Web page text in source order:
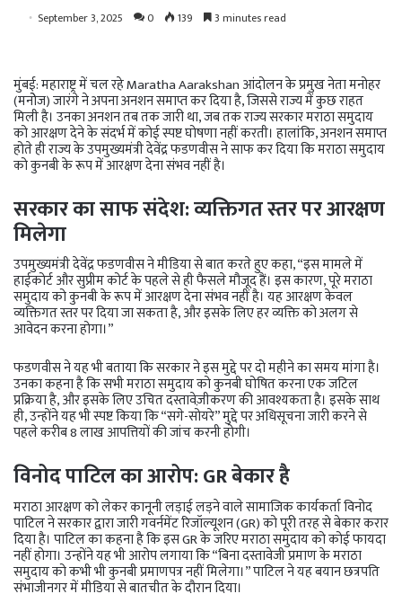
September 3, 2025 0 139 3 minutes read
मुंबई: महाराष्ट्र में चल रहे Maratha Aarakshan आंदोलन के प्रमुख नेता मनोहर
(मनोेज) जारंगे ने अपना अनशन समाप्त कर दिया है, जिससे राज्य में कुछ राहत
मिली है। उनका अनशन तब तक जारी था, जब तक राज्य सरकार मराठा समुदाय
को आरक्षण देने के संदर्भ में कोई स्पष्ट घोषणा नहीं करती। हालांकि, अनशन समाप्त
होते ही राज्य के उपमुख्यमंत्री देवेंद्र फडणवीस ने साफ कर दिया कि मराठा समुदाय
को कुनबी के रूप में आरक्षण देना संभव नहीं है।
सरकार का साफ संदेश: व्यक्तिगत स्तर पर आरक्षण
मिलेगा
उपमुख्यमंत्री देवेंद्र फडणवीस ने मीडिया से बात करते हुए कहा, “इस मामले में
हाईकोर्ट और सुप्रीम कोर्ट के पहले से ही फैसले मौजूद हैं। इस कारण, पूरे मराठा
समुदाय को कुनबी के रूप में आरक्षण देना संभव नहीं है। यह आरक्षण केवल
व्यक्तिगत स्तर पर दिया जा सकता है, और इसके लिए हर व्यक्ति को अलग से
आवेदन करना होगा।”
फडणवीस ने यह भी बताया कि सरकार ने इस मुद्दे पर दो महीने का समय मांगा है।
उनका कहना है कि सभी मराठा समुदाय को कुनबी घोषित करना एक जटिल
प्रक्रिया है, और इसके लिए उचित दस्तावेज़ीकरण की आवश्यकता है। इसके साथ
ही, उन्होंने यह भी स्पष्ट किया कि “सगे-सोयरे” मुद्दे पर अधिसूचना जारी करने से
पहले करीब 8 लाख आपत्तियों की जांच करनी होगी।
विनोद पाटिल का आरोप: GR बेकार है
मराठा आरक्षण को लेकर कानूनी लड़ाई लड़ने वाले सामाजिक कार्यकर्ता विनोद
पाटिल ने सरकार द्वारा जारी गवर्नमेंट रिजॉल्यूशन (GR) को पूरी तरह से बेकार करार
दिया है। पाटिल का कहना है कि इस GR के जरिए मराठा समुदाय को कोई फायदा
नहीं होगा। उन्होंने यह भी आरोप लगाया कि “बिना दस्तावेजी प्रमाण के मराठा
समुदाय को कभी भी कुनबी प्रमाणपत्र नहीं मिलेगा।” पाटिल ने यह बयान छत्रपति
संभाजीनगर में मीडिया से बातचीत के दौरान दिया।